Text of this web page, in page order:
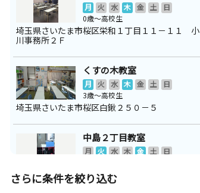
月 火 水 木 金 土
日
0歳～高校生
埼玉県さいたま市桜区栄和１丁目１１－１１ 小
川事務所２Ｆ
くすの木教室
月 火 水 木 金 土
日
3歳～高校生
埼玉県さいたま市桜区白鍬２５０－５
中島２丁目教室
月 火 水 木 金 土
日
埼玉県さいたま市桜区中島２丁目２１－２１ サ
ンライズ２０３
さらに条件を絞り込む